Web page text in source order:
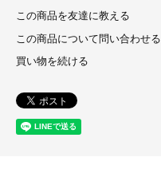
この商品を友達に教える
この商品について問い合わせる
買い物を続ける